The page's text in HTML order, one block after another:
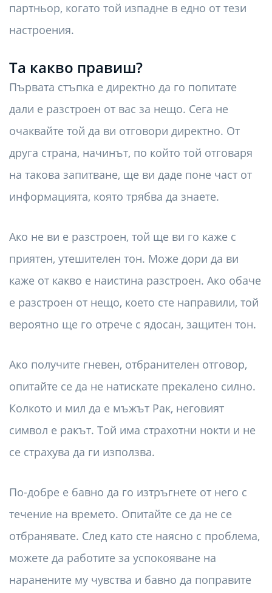
партньор, когато той изпадне в едно от тези
настроения.
Та какво правиш?
Първата стъпка е директно да го попитате
дали е разстроен от вас за нещо. Сега не
очаквайте той да ви отговори директно. От
друга страна, начинът, по който той отговаря
на такова запитване, ще ви даде поне част от
информацията, която трябва да знаете.
Ако не ви е разстроен, той ще ви го каже с
приятен, утешителен тон. Може дори да ви
каже от какво е наистина разстроен. Ако обаче
е разстроен от нещо, което сте направили, той
вероятно ще го отрече с ядосан, защитен тон.
Ако получите гневен, отбранителен отговор,
опитайте се да не натискате прекалено силно.
Колкото и мил да е мъжът Рак, неговият
символ е ракът. Той има страхотни нокти и не
се страхува да ги използва.
По-добре е бавно да го изтръгнете от него с
течение на времето. Опитайте се да не се
отбранявате. След като сте наясно с проблема,
можете да работите за успокояване на
наранените му чувства и бавно да поправите